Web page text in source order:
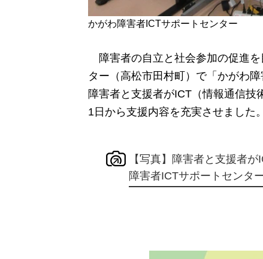
かがわ障害者ICTサポートセンター
障害者の自立と社会参加の促進
ター（高松市田村町）で「かがわ
障害者と支援者がICT（情報通信技
1日から支援内容を充実させました。
【写真】障害者と支援者
障害者ICTサポートセンター